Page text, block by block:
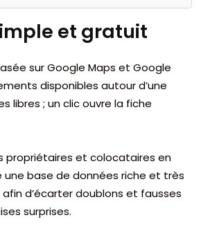
et gratuit
sur Google Maps et Google
disponibles autour d’une
libres ; un clic ouvre la fiche
propriétaires et colocataires en
base de données riche et très
d’écarter doublons et fausses
surprises.